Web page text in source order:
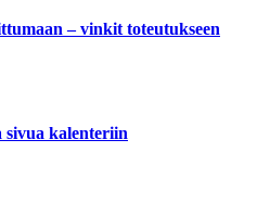
– vinkit toteutukseen
sivua kalenteriin